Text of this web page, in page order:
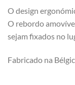
O design
O rebordo
sejam fixados no
Fabricado na